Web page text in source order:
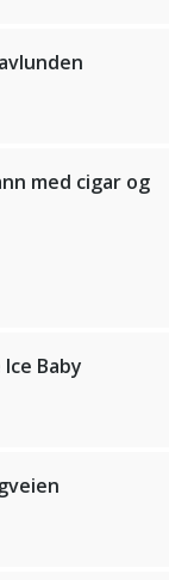
med cigar og
Baby